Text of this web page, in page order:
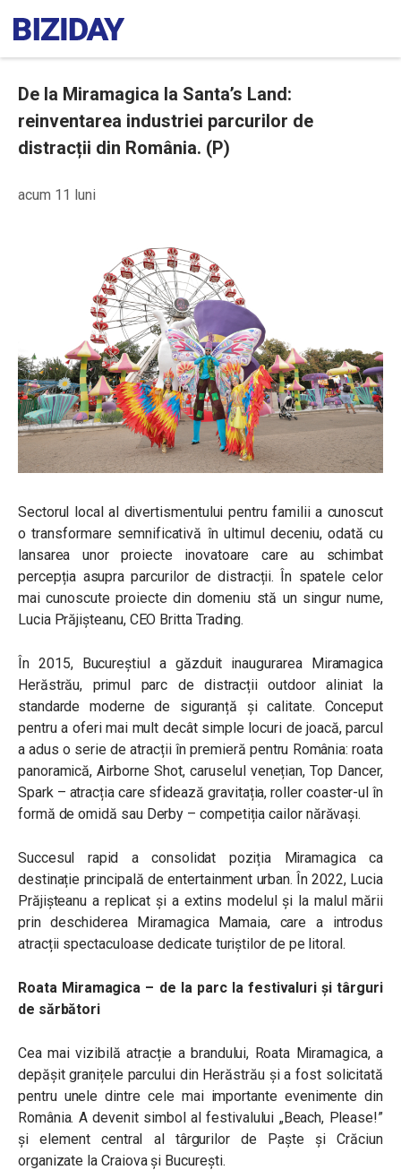
De la Miramagica la Santa’s Land:
reinventarea industriei parcurilor de
distracții din România. (P)
acum 11 luni
Sectorul local al divertismentului pentru familii a cunoscut
o transformare semnificativă în ultimul deceniu, odată cu
lansarea unor proiecte inovatoare care au schimbat
percepția asupra parcurilor de distracții. În spatele celor
mai cunoscute proiecte din domeniu stă un singur nume,
Lucia Prăjișteanu, CEO Britta Trading.
În 2015, Bucureștiul a găzduit inaugurarea Miramagica
Herăstrău, primul parc de distracții outdoor aliniat la
standarde moderne de siguranță și calitate. Conceput
pentru a oferi mai mult decât simple locuri de joacă, parcul
a adus o serie de atracții în premieră pentru România: roata
panoramică, Airborne Shot, caruselul venețian, Top Dancer,
Spark – atracția care sfidează gravitația, roller coaster-ul în
formă de omidă sau Derby – competiția cailor nărăvași.
Succesul rapid a consolidat poziția Miramagica ca
destinație principală de entertainment urban. În 2022, Lucia
Prăjișteanu a replicat și a extins modelul și la malul mării
prin deschiderea Miramagica Mamaia, care a introdus
atracții spectaculoase dedicate turiștilor de pe litoral.
Roata Miramagica – de la parc la festivaluri și târguri
de sărbători
Cea mai vizibilă atracție a brandului, Roata Miramagica, a
depășit granițele parcului din Herăstrău și a fost solicitată
pentru unele dintre cele mai importante evenimente din
România. A devenit simbol al festivalului „Beach, Please!”
și element central al târgurilor de Paște și Crăciun
organizate la Craiova și București.